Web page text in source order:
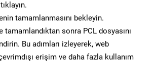
tamamlanmasını bekleyin.
tamamlandıktan sonra PCL dosyasını
Bu adımları izleyerek, web
erişim ve daha fazla kullanım